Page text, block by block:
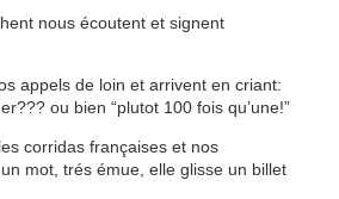
nous écoutent et signent
appels de loin et arrivent en criant:
ou bien “plutot 100 fois qu’une!”
corridas françaises et nos
mot, trés émue, elle glisse un billet